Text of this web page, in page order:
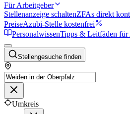
Für Arbeitgeber
Stellenanzeige schaltenZFAs direkt
PreiseAzubi-Stelle kostenfrei
PersonalwissenTipps & Leitfäden für
Stellengesuche finden
Umkreis